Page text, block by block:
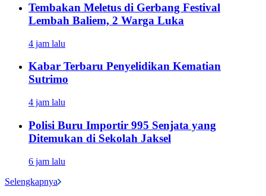
Tembakan Meletus di Gerbang Festival
Lembah Baliem, 2 Warga Luka
4 jam lalu
Kabar Terbaru Penyelidikan Kematian
Sutrimo
4 jam lalu
Polisi Buru Importir 995 Senjata yang
Ditemukan di Sekolah Jaksel
6 jam lalu
Selengkapnya